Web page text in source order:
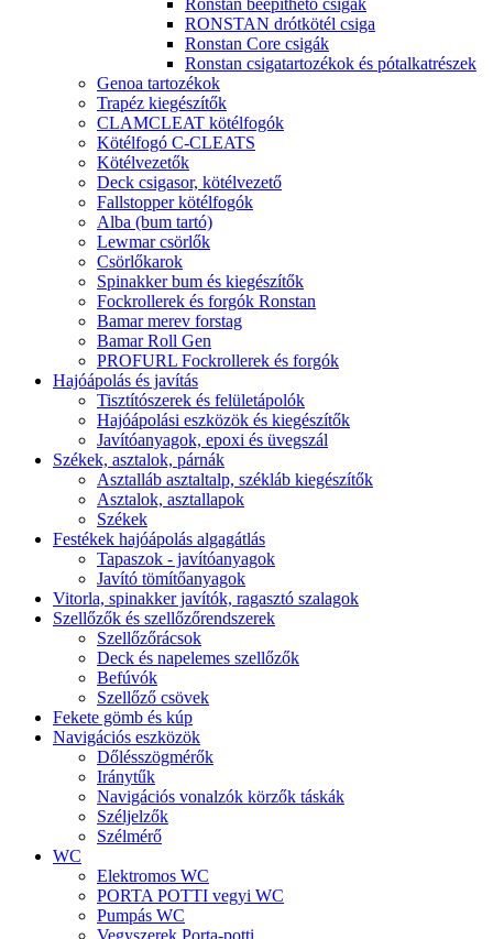
Ronstan beépíthető csigák
RONSTAN drótkötél csiga
Ronstan Core csigák
Ronstan csigatartozékok és pótalkatrészek
Genoa tartozékok
Trapéz kiegészítők
CLAMCLEAT kötélfogók
Kötélfogó C-CLEATS
Kötélvezetők
Deck csigasor, kötélvezető
Fallstopper kötélfogók
Alba (bum tartó)
Lewmar csörlők
Csörlőkarok
Spinakker bum és kiegészítők
Fockrollerek és forgók Ronstan
Bamar merev forstag
Bamar Roll Gen
PROFURL Fockrollerek és forgók
Hajóápolás és javítás
Tisztítószerek és felületápolók
Hajóápolási eszközök és kiegészítők
Javítóanyagok, epoxi és üvegszál
Székek, asztalok, párnák
Asztalláb asztaltalp, székláb kiegészítők
Asztalok, asztallapok
Székek
Festékek hajóápolás algagátlás
Tapaszok - javítóanyagok
Javító tömítőanyagok
Vitorla, spinakker javítók, ragasztó szalagok
Szellőzők és szellőzőrendszerek
Szellőzőrácsok
Deck és napelemes szellőzők
Befúvók
Szellőző csövek
Fekete gömb és kúp
Navigációs eszközök
Dőlésszögmérők
Iránytűk
Navigációs vonalzók körzők táskák
Széljelzők
Szélmérő
WC
Elektromos WC
PORTA POTTI vegyi WC
Pumpás WC